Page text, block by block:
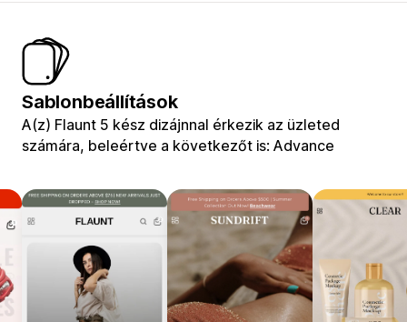
Sablonbeállítások
A(z) Flaunt 5 kész dizájnnal érkezik az üzleted
számára, beleértve a következőt is: Advance